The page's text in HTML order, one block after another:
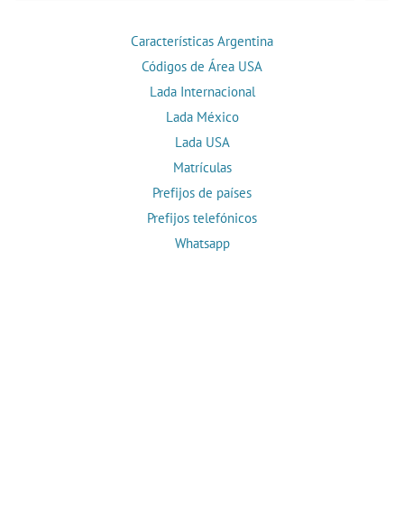
Características Argentina
Códigos de Área USA
Lada Internacional
Lada México
Lada USA
Matrículas
Prefijos de países
Prefijos telefónicos
Whatsapp